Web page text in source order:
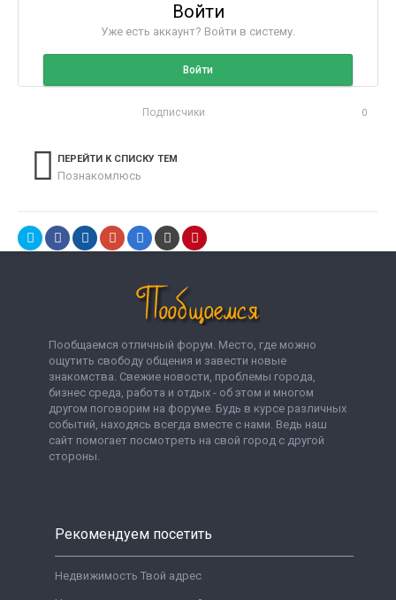
Войти
Уже есть аккаунт? Войти в систему.
Войти
Подписчики 0
ПЕРЕЙТИ К СПИСКУ ТЕМ
Познакомлюсь
Пообщаемся отличный форум. Место, где можно
ощутить свободу общения и завести новые
знакомства. Свежие новости, проблемы города,
бизнес среда, работа и отдых - об этом и многом
другом поговорим на форуме. Будь в курсе различных
событий, находясь всегда вместе с нами. Ведь наш
сайт помогает посмотреть на свой город с другой
стороны.
Рекомендуем посетить
Недвижимость Твой адрес